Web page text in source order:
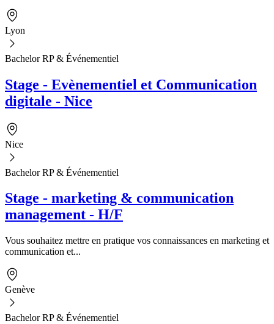
Lyon
Bachelor RP & Événementiel
Stage - Evènementiel et Communication
digitale - Nice
Nice
Bachelor RP & Événementiel
Stage - marketing & communication
management - H/F
Vous souhaitez mettre en pratique vos connaissances en marketing et
communication et...
Genève
Bachelor RP & Événementiel